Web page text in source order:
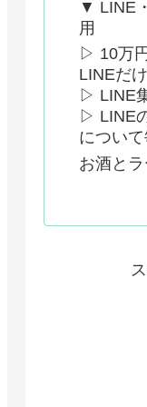
▼ LINE
用
▷ 10万
LINEだ
▷ LINE
▷ LINE
について
お酒と